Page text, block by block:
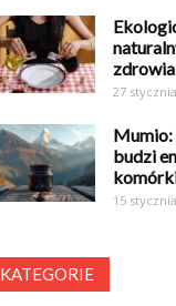
27
Mumio:
budzi
15
KATEGORIE